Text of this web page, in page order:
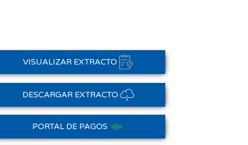
Saldo Anterior
VISUALIZAR EXTRACTO
DESCARGAR EXTRACTO
PORTAL DE PAGOS